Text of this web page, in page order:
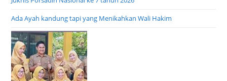
Ada Ayah kandung tapi yang Menikahkan Wali Hakim